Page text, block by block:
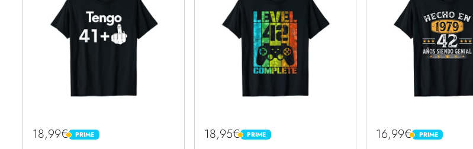
18,99€ PRIME
PRIME 18,95€ PRIME
PRIME 16,99€ PRIME
PRIME